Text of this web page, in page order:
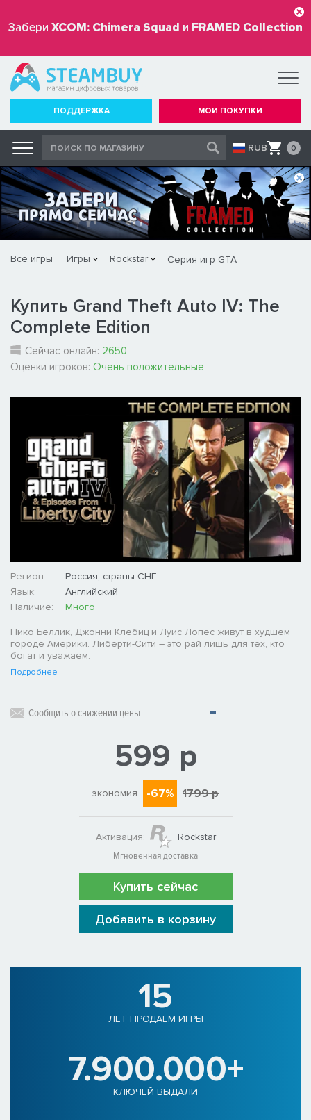
Забери XCOM: Chimera Squad и FRAMED Collection
бесплатно
ПОДДЕРЖКА МОИ ПОКУПКИ
RUB 0
Все игры Игры Rockstar Серия игр GTA
Купить Grand Theft Auto IV: The
Complete Edition
Сейчас онлайн: 2650
Оценки игроков: Очень положительные
Регион:
Россия, страны СНГ
Язык:
Английский
Наличие:
Много
Нико Беллик, Джонни Клебиц и Луис Лопес живут в худшем
городе Америки. Либерти-Сити – это рай лишь для тех, кто
богат и уважаем.
Подробнее
Сообщить о снижении цены
599 р
экономия -67% 1799 р
Активация:
Rockstar
Мгновенная доставка
Купить сейчас
Добавить в корзину
15
ЛЕТ ПРОДАЕМ ИГРЫ
7.900.000+
КЛЮЧЕЙ ВЫДАЛИ